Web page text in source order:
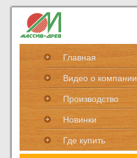
Главная
Видео о компании
Производство
Новинки
Где купить